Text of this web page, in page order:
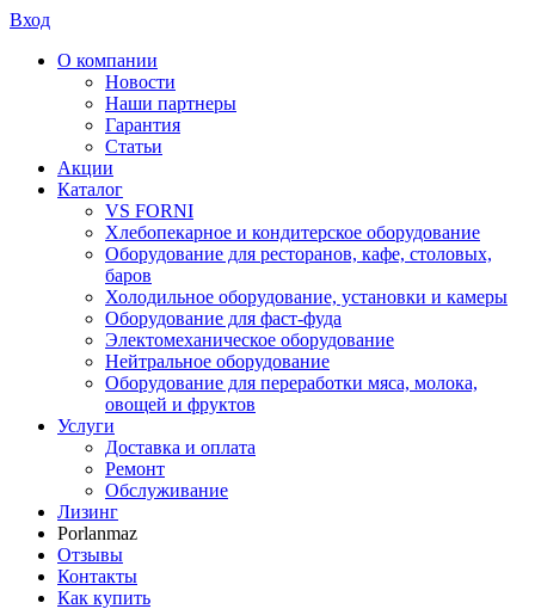
Вход
О компании
Новости
Наши партнеры
Гарантия
Статьи
Акции
Каталог
VS FORNI
Хлебопекарное и кондитерское оборудование
Оборудование для ресторанов, кафе, столовых,
баров
Холодильное оборудование, установки и камеры
Оборудование для фаст-фуда
Электомеханическое оборудование
Нейтральное оборудование
Оборудование для переработки мяса, молока,
овощей и фруктов
Услуги
Доставка и оплата
Ремонт
Обслуживание
Лизинг
Porlanmaz
Отзывы
Контакты
Как купить